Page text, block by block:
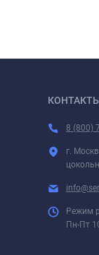
8 (800)
г.
Режим
Пн-Пт